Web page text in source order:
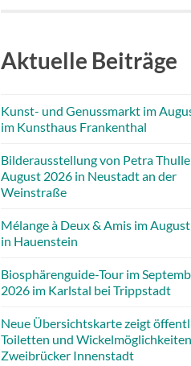
Aktuelle Beiträge
Kunst- und Genussmarkt im
im Kunsthaus Frankenthal
Bilderausstellung von Petra
August 2026 in Neustadt an der
Weinstraße
Mélange à Deux & Amis im
in Hauenstein
Biosphärenguide-Tour im
2026 im Karlstal bei Trippstadt
Neue Übersichtskarte zeigt
Toiletten und
Zweibrücker Innenstadt